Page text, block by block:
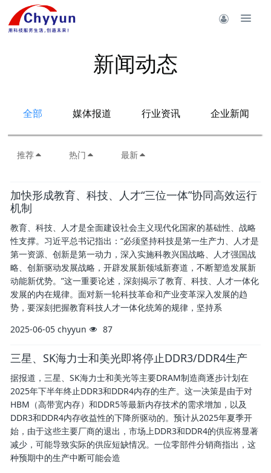
新闻动态
全部 媒体报道 行业资讯 企业新闻
推荐 热门 最新
加快形成教育、科技、人才“三位一体”协同高效运行
机制
教育、科技、人才是全面建设社会主义现代化国家的基础性、战略
性支撑。习近平总书记指出：“必须坚持科技是第一生产力、人才是
第一资源、创新是第一动力，深入实施科教兴国战略、人才强国战
略、创新驱动发展战略，开辟发展新领域新赛道，不断塑造发展新
动能新优势。”这一重要论述，深刻揭示了教育、科技、人才一体化
发展的内在规律。面对新一轮科技革命和产业变革深入发展的趋
势，要深刻把握教育科技人才一体化统筹的规律，坚持系
2025-06-05 chyyun 87
三星、SK海力士和美光即将停止DDR3/DDR4生产
据报道，三星、SK海力士和美光等主要DRAM制造商逐步计划在
2025年下半年终止DDR3和DDR4内存的生产。这一决策是由于对
HBM（高带宽内存）和DDR5等最新内存技术的需求增加，以及
DDR3和DDR4内存收益性的下降所驱动的。预计从2025年夏季开
始，由于这些主要厂商的退出，市场上DDR3和DDR4的供应将显著
减少，可能导致实际的供应短缺情况。一位零部件分销商指出，这
种预期中的生产中断可能会造